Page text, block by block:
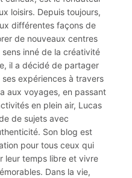
loisirs. Depuis toujours,
différentes façons de
de nouveaux centres
inné de la créativité
il a décidé de partager
expériences à travers
aux voyages, en passant
en plein air, Lucas
de sujets avec
Son blog est
pour tous ceux qui
leur temps libre et vivre
Dans la vie,